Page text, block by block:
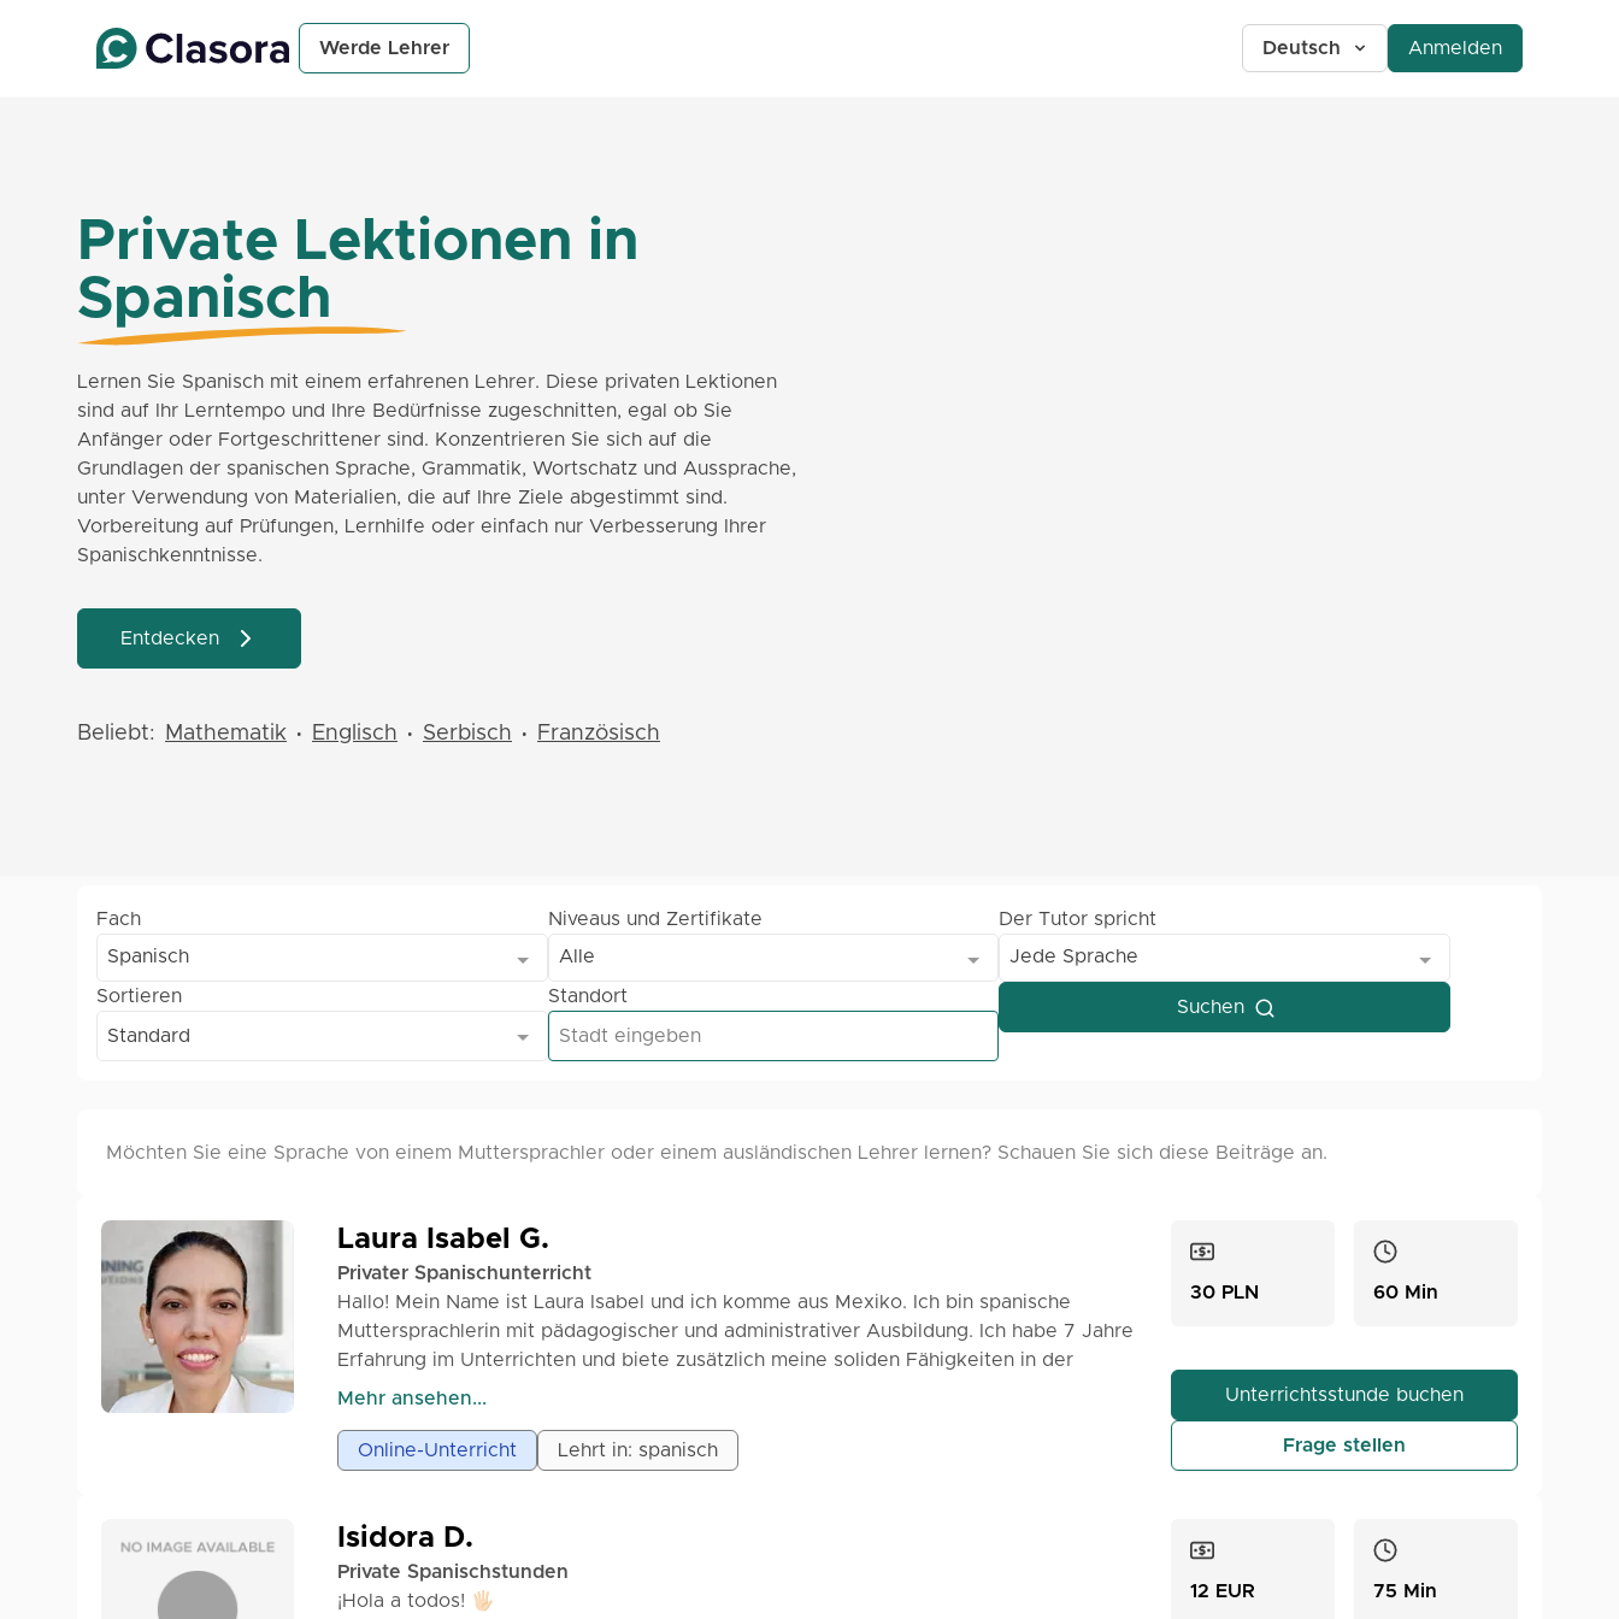
Werde Lehrer Deutsch Anmelden
Private Lektionen in
Spanisch
Lernen Sie Spanisch mit einem erfahrenen Lehrer. Diese privaten Lektionen
sind auf Ihr Lerntempo und Ihre Bedürfnisse zugeschnitten, egal ob Sie
Anfänger oder Fortgeschrittener sind. Konzentrieren Sie sich auf die
Grundlagen der spanischen Sprache, Grammatik, Wortschatz und Aussprache,
unter Verwendung von Materialien, die auf Ihre Ziele abgestimmt sind.
Vorbereitung auf Prüfungen, Lernhilfe oder einfach nur Verbesserung Ihrer
Spanischkenntnisse.
Entdecken
Beliebt: Mathematik • Englisch • Serbisch • Französisch
Fach
Spanisch
Niveaus und Zertifikate
Alle
Der Tutor spricht
Jede Sprache
Sortieren
Standard
Standort
Suchen
Möchten Sie eine Sprache von einem Muttersprachler oder einem ausländischen Lehrer lernen? Schauen Sie sich diese Beiträge an.
Laura Isabel G.
Privater Spanischunterricht
Hallo! Mein Name ist Laura Isabel und ich komme aus Mexiko. Ich bin spanische
Muttersprachlerin mit pädagogischer und administrativer Ausbildung. Ich habe 7 Jahre
Erfahrung im Unterrichten und biete zusätzlich meine soliden Fähigkeiten in der
Verwaltung und im Verfassen von Texten an, um eine Komplettlösung zu bieten, die
Professioneller Kommunikationsservice auf Spanisch: durch natürliche Gespräche,
- Gespräche auf Spanisch
- Praktische Themen des täglichen Lebens
- Lernen ohne Stress in einer ruhigen Umgebung
Mehr ansehen...
Online-Unterricht Lehrt in: spanisch
30 PLN 60 Min
Unterrichtsstunde buchen
Frage stellen
Isidora D.
Private Spanischstunden
¡Hola a todos! 🖐🏻
12 EUR 75 Min